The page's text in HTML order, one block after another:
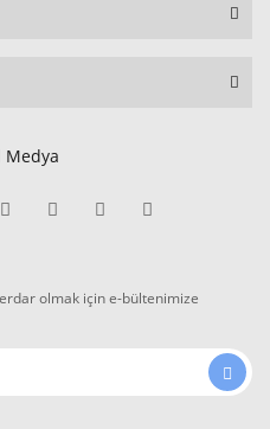
Medya
olmak için e-bültenimize